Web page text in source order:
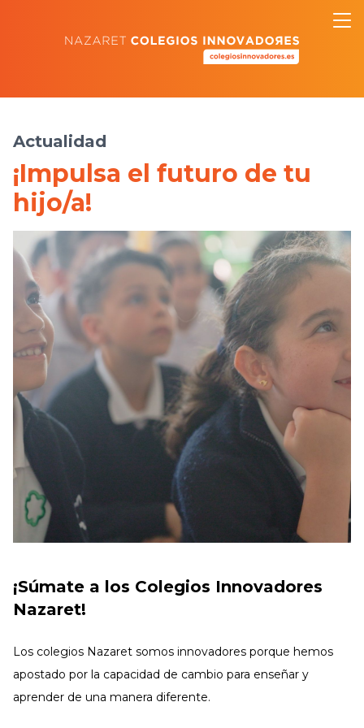
Actualidad
¡Impulsa el futuro de tu
hijo/a!
¡Súmate a los Colegios Innovadores
Nazaret!
Los colegios Nazaret somos innovadores porque hemos
apostado por la capacidad de cambio para enseñar y
aprender de una manera diferente.